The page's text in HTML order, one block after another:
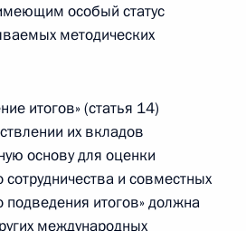
особый статус
методических
итогов» (статья 14)
их вкладов
основу для оценки
и совместных
подведения итогов» должна
международных